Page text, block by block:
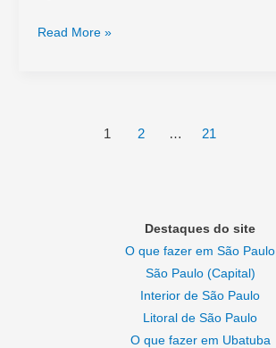
Nova
Read More »
1 2 … 21
Destaques do site
O que fazer em São Paulo
São Paulo (Capital)
Interior de São Paulo
Litoral de São Paulo
O que fazer em Ubatuba